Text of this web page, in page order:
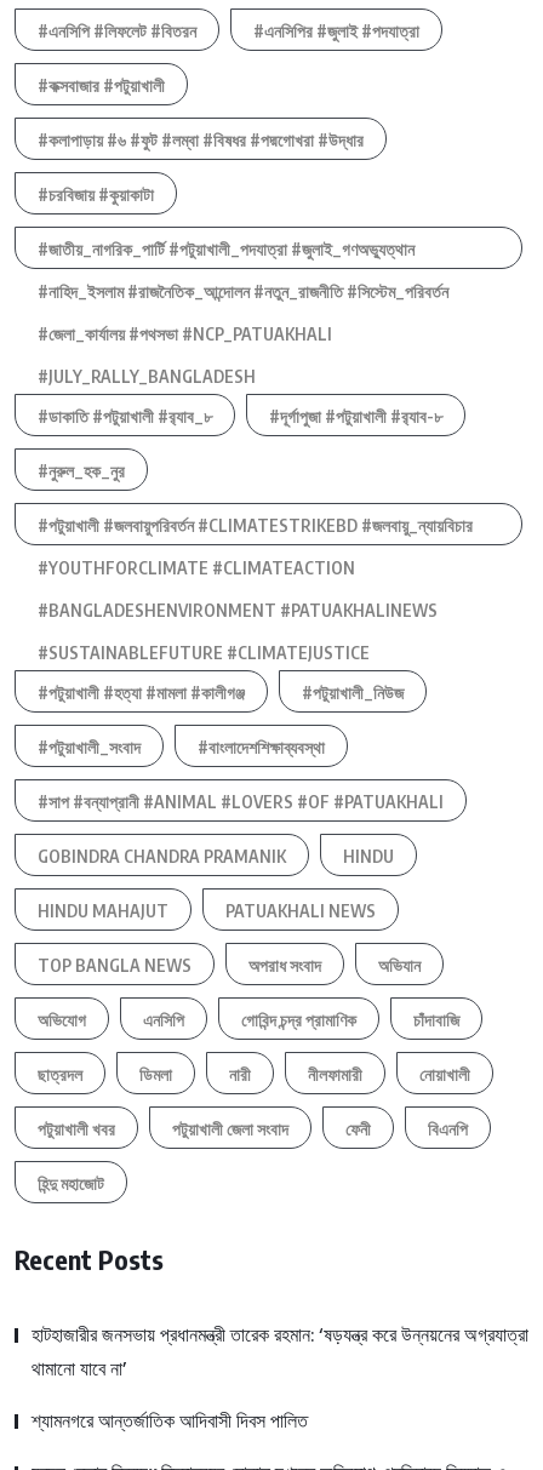
#এনসিপি #লিফলেট #বিতরন #এনসিপির #জুলাই #পদযাত্রা
#কক্সবাজার #পটুয়াখালী
#কলাপাড়ায় #৬ #ফুট #লম্বা #বিষধর #পদ্মগোখরা #উদ্ধার
#চরবিজায় #কুয়াকাটা
#জাতীয়_নাগরিক_পার্টি #পটুয়াখালী_পদযাত্রা #জুলাই_গণঅভ্যুত্থান
#নাহিদ_ইসলাম #রাজনৈতিক_আন্দোলন #নতুন_রাজনীতি #সিস্টেম_পরিবর্তন
#জেলা_কার্যালয় #পথসভা #NCP_PATUAKHALI
#JULY_RALLY_BANGLADESH
#ডাকাতি #পটুয়াখালী #র‍্যাব_৮
#দূর্গাপুজা #পটুয়াখালী #র‍্যাব-৮
#নুরুল_হক_নুর
#পটুয়াখালী #জলবায়ুপরিবর্তন #CLIMATESTRIKEBD #জলবায়ু_ন্যায়বিচার
#YOUTHFORCLIMATE #CLIMATEACTION
#BANGLADESHENVIRONMENT #PATUAKHALINEWS
#SUSTAINABLEFUTURE #CLIMATEJUSTICE
#পটুয়াখালী #হত্যা #মামলা #কালীগঞ্জ
#পটুয়াখালী_নিউজ
#পটুয়াখালী_সংবাদ #বাংলাদেশশিক্ষাব্যবস্থা
#সাপ #বন্যাপ্রানী #ANIMAL #LOVERS #OF #PATUAKHALI
GOBINDRA CHANDRA PRAMANIK HINDU
HINDU MAHAJUT PATUAKHALI NEWS
TOP BANGLA NEWS অপরাধ সংবাদ অভিযান
অভিযোগ এনসিপি গোবিন্দ চন্দ্র প্রামাণিক চাঁদাবাজি
ছাত্রদল ডিমলা নারী নীলফামারী নোয়াখালী
পটুয়াখালী খবর পটুয়াখালী জেলা সংবাদ ফেনী বিএনপি
হিন্দু মহাজোট
Recent Posts
হাটহাজারীর জনসভায় প্রধানমন্ত্রী তারেক রহমান: ‘ষড়যন্ত্র করে উন্নয়নের অগ্রযাত্রা
থামানো যাবে না’
শ্যামনগরে আন্তর্জাতিক আদিবাসী দিবস পালিত